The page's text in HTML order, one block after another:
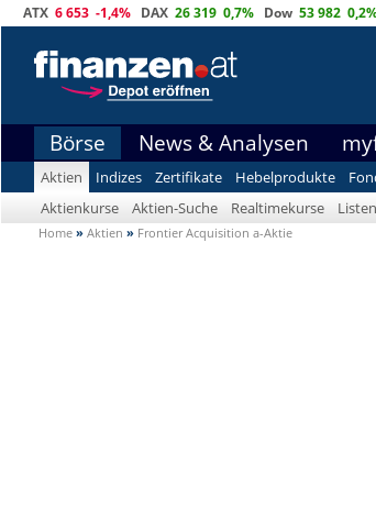
ATX 6 653 -1,4% DAX 26 319 0,7% Dow 53 982
Börse News & Analysen
Aktien Indizes Zertifikate Hebelprodukte
Aktienkurse
Aktien-Suche Realtimekurse Listen
Home » Aktien » Frontier Acquisition a-Aktie